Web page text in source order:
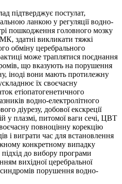
підтверджує постулат,
ланкою у регуляції водно-
пошкодження головного мозку
здатні викликати тяжкі
обміну церебрального
може траплятися поєднання
що вказують на порушення
іноді вони мають протилежну
їх своєчасну
етіопатогенетичного
водно-електролітного
діурезу, добової екскреції
у плазмі, питомої ваги сечі, ЦВТ
повноцінну корекцію
і виграти час для встановлення
конкретному випадку
до вибору програми
вихідної церебральної
синдромів порушення водно-